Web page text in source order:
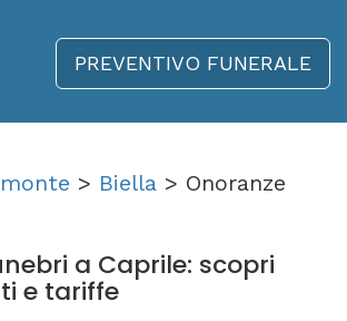
PREVENTIVO FUNERALE
> Biella > Onoranze
a Caprile: scopri
e tariffe